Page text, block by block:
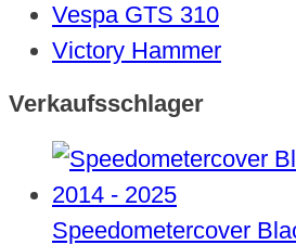
Vespa GTS 310
Victory Hammer
Verkaufsschlager
Speedometercover